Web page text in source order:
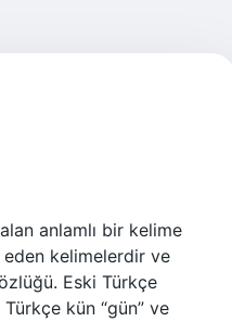
anlamlı bir kelime
eden kelimelerdir ve
Eski Türkçe
kün “gün” ve